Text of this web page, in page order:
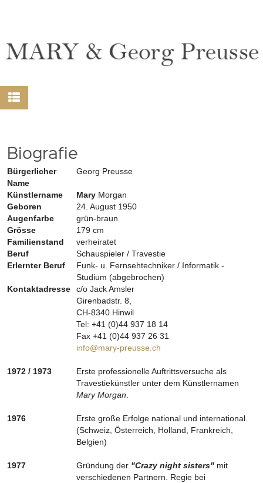
Biografie
Bürgerlicher
Name
Georg Preusse
Künstlername Mary Morgan
Geboren
24. August 1950
Augenfarbe
grün-braun
Grösse
179 cm
Familienstand
verheiratet
Beruf
Schauspieler / Travestie
Erlernter Beruf
Funk- u. Fernsehtechniker / Informatik -
Studium (abgebrochen)
Kontaktadresse
c/o Jack Amsler
Girenbadstr. 8,
CH-8340 Hinwil
Tel: +41 (0)44 937 18 14
Fax +41 (0)44 937 26 31
info@mary-preusse.ch
1972 / 1973
Erste professionelle Auftrittsversuche als
Travestiekünstler unter dem Künstlernamen
Mary Morgan
1976
Erste große Erfolge national und international.
(Schweiz, Österreich, Holland, Frankreich,
Belgien)
1977 Gründung der "Crazy night sisters" mit
verschiedenen Partnern. Regie bei